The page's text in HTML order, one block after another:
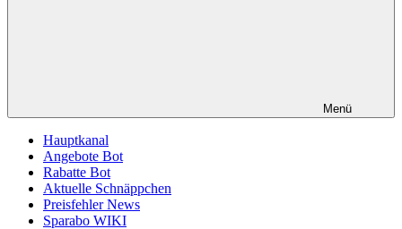
Menü
Hauptkanal
Angebote Bot
Rabatte Bot
Aktuelle Schnäppchen
Preisfehler News
Sparabo WIKI